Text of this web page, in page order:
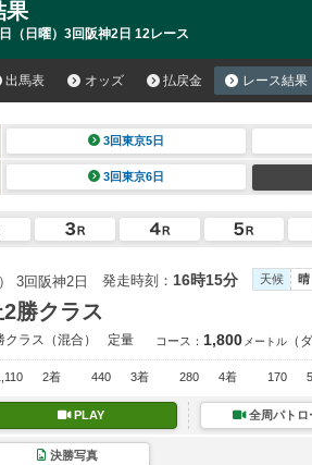
果
（日曜）3回阪神2日 12レース
出馬表 オッズ 払戻金 レース結果
3回東京5日
3回東京6日
3回阪神2日 発走時刻： 16時15分 天候 晴
勝クラス
クラス （混合） 定量 コース： 1,800 メートル （
2着 440 3着 280 4着 170
PLAY 全周パトロ
決勝写真